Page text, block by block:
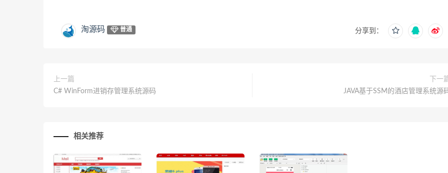
淘源码 普通 分享到：
上一篇
C# WinForm进销存管理系统源码
下一
JAVA基于SSM的酒店管理系统源
相关推荐